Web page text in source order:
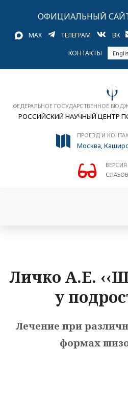
ОФИЦИАЛЬНЫЙ
MAX ТЕЛЕГРАМ ВК
КОНТАКТЫ
ФЕДЕРАЛЬНОЕ ГОСУДАРСТВЕННОЕ
РОССИЙСКИЙ НАУЧНЫЙ ЦЕНТР
ПРОЕЗД И
Москва,
Личко А.Е.
у
Лечение при
формах